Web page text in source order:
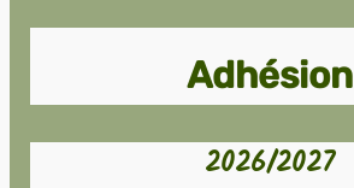
Adhésion
2026/2027